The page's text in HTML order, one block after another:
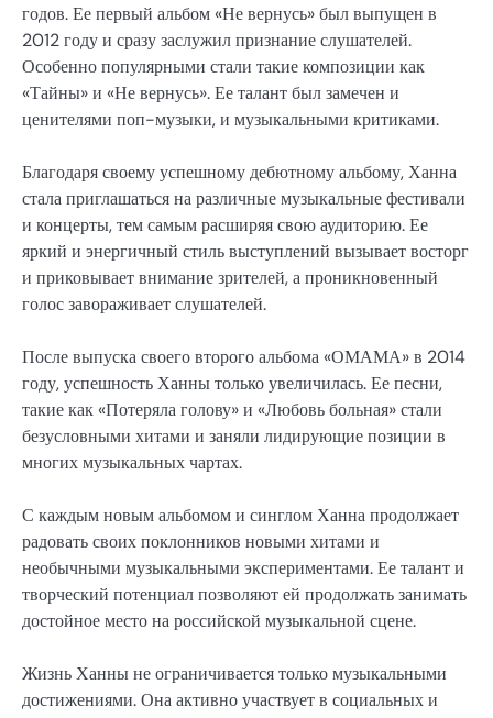
годов. Ее первый альбом «Не вернусь» был выпущен в
2012 году и сразу заслужил признание слушателей.
Особенно популярными стали такие композиции как
«Тайны» и «Не вернусь». Ее талант был замечен и
ценителями поп-музыки, и музыкальными критиками.
Благодаря своему успешному дебютному альбому, Ханна
стала приглашаться на различные музыкальные фестивали
и концерты, тем самым расширяя свою аудиторию. Ее
яркий и энергичный стиль выступлений вызывает восторг
и приковывает внимание зрителей, а проникновенный
голос завораживает слушателей.
После выпуска своего второго альбома «ОМАМА» в 2014
году, успешность Ханны только увеличилась. Ее песни,
такие как «Потеряла голову» и «Любовь больная» стали
безусловными хитами и заняли лидирующие позиции в
многих музыкальных чартах.
С каждым новым альбомом и синглом Ханна продолжает
радовать своих поклонников новыми хитами и
необычными музыкальными экспериментами. Ее талант и
творческий потенциал позволяют ей продолжать занимать
достойное место на российской музыкальной сцене.
Жизнь Ханны не ограничивается только музыкальными
достижениями. Она активно участвует в социальных и